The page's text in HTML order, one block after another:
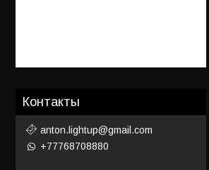
Контакты
anton.lightup@gmail.com
+77768708880